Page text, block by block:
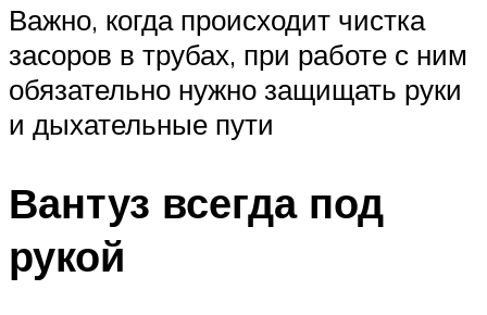
Важно, когда происходит чистка
засоров в трубах, при работе с ним
обязательно нужно защищать руки
и дыхательные пути
Вантуз всегда под
рукой